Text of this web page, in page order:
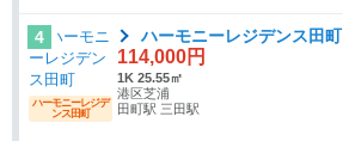
4
ハーモニーレジデ
ンス田町
ハーモニーレジデンス田町
114,000円
1K 25.55㎡
港区芝浦
田町駅 三田駅